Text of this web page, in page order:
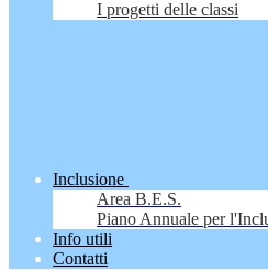
I progetti delle classi
Inclusione
Area B.E.S.
Piano Annuale per
Info utili
Contatti